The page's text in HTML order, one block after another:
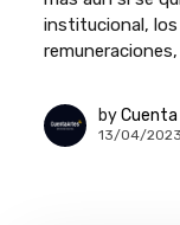
institucional,
by
13/04/2023